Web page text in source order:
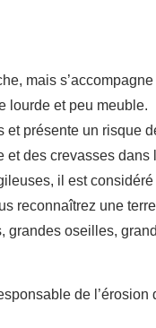
mais
lourde et peu meuble.
présente un risque
des crevasses
il est
reconnaîtrez une
grandes oseilles,
de